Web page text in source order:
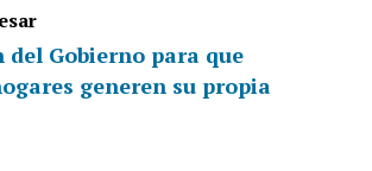
del Gobierno para que
generen su propia